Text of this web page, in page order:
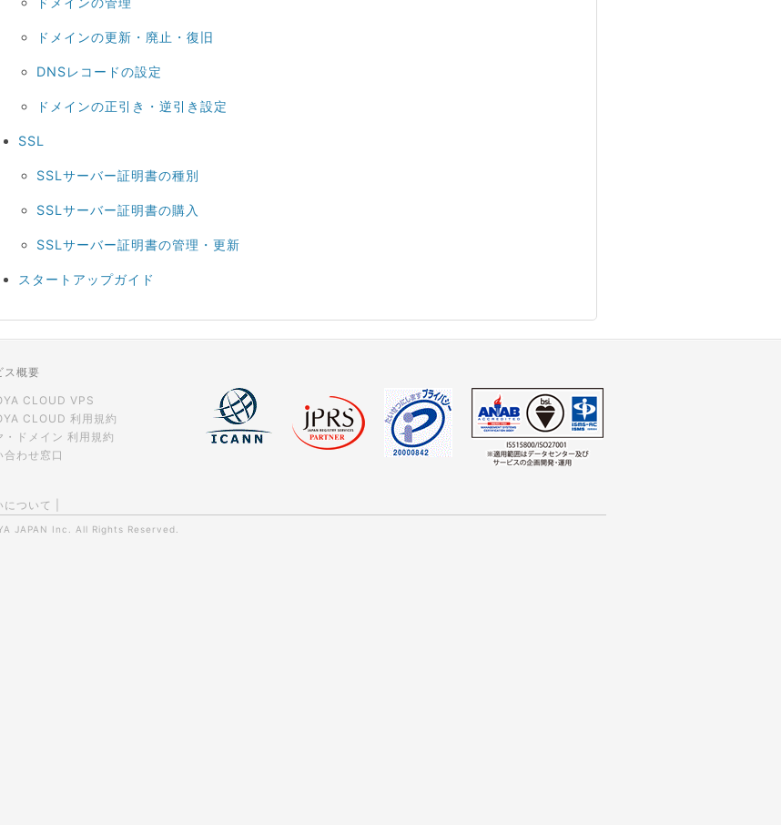
ドメインの更新・廃止・復旧
DNSレコードの設定
ドメインの正引き・逆引き設定
SSL
SSLサーバー証明書の種別
SSLサーバー証明書の購入
SSLサーバー証明書の管理・更新
スタートアップガイド
ス概要
CLOUD VPS
CLOUD 利用規約
・ドメイン 利用規約
合わせ窓口
について
JAPAN Inc. All Rights Reserved.